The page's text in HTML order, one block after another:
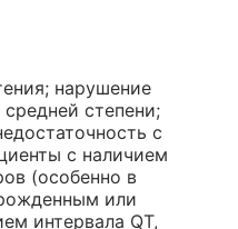
нарушение
степени;
с
с наличием
(особенно в
или
интервала QT,